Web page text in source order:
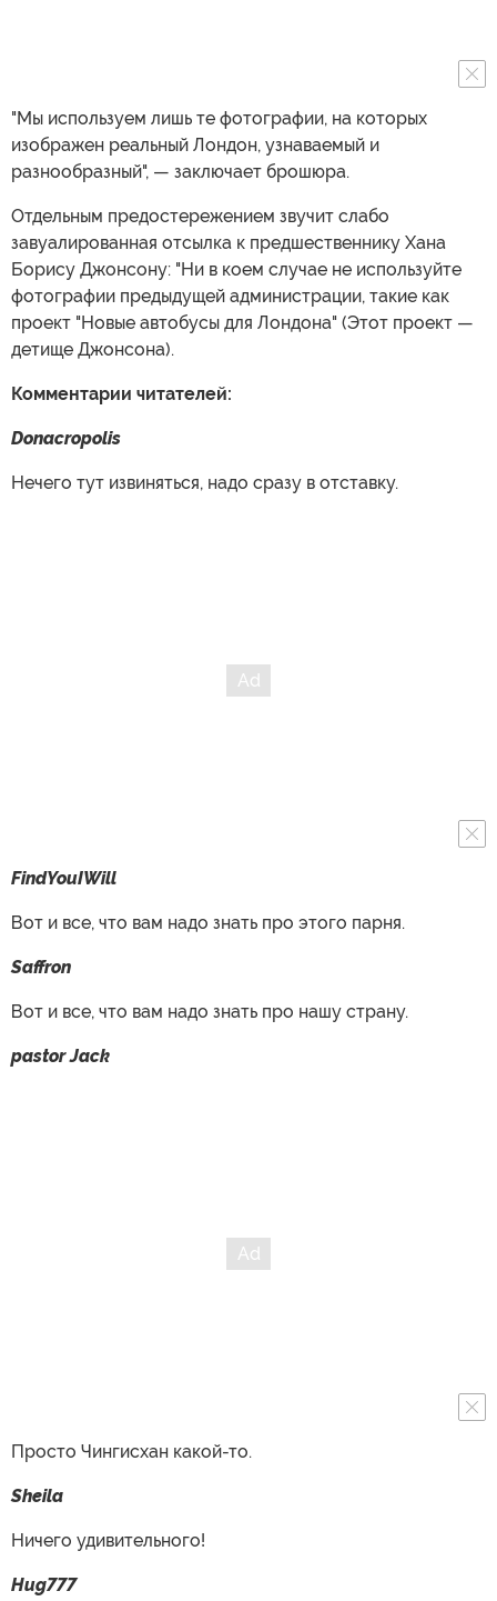
"Мы используем лишь те фотографии, на которых
изображен реальный Лондон, узнаваемый и
разнообразный", — заключает брошюра.
Отдельным предостережением звучит слабо
завуалированная отсылка к предшественнику Хана
Борису Джонсону: "Ни в коем случае не используйте
фотографии предыдущей администрации, такие как
проект "Новые автобусы для Лондона" (Этот проект —
детище Джонсона).
Комментарии читателей:
Donacropolis
Нечего тут извиняться, надо сразу в отставку.
FindYouIWill
Вот и все, что вам надо знать про этого парня.
Saffron
Вот и все, что вам надо знать про нашу страну.
pastor Jack
Просто Чингисхан какой-то.
Sheila
Ничего удивительного!
Hug777